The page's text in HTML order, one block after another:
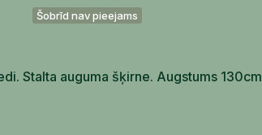
Šobrīd nav pieejams
Stalta auguma šķirne. Augstums 130cm